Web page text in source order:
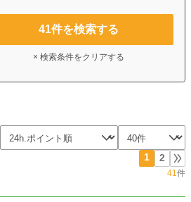
41件を検索する
× 検索条件をクリアする
1 2
41件